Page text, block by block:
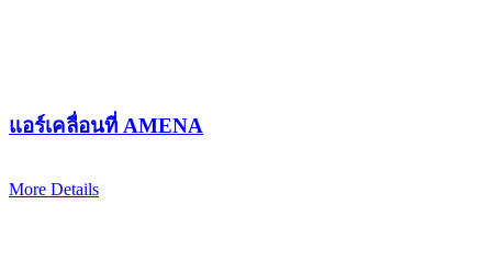
แอร์เคลื่อนที่ AMENA
More Details